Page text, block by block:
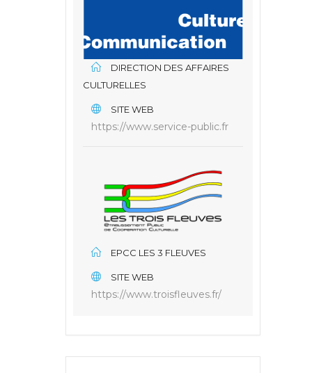
DIRECTION DES AFFAIRES
CULTURELLES
SITE WEB
https://www.service-public.fr
EPCC LES 3 FLEUVES
SITE WEB
https://www.troisfleuves.fr/